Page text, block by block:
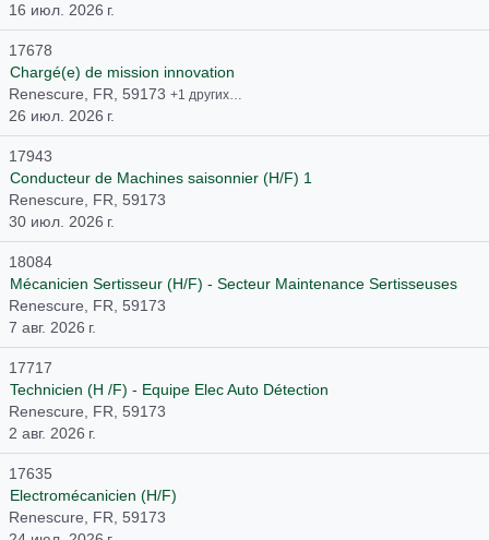
16 июл. 2026 г.
17678
Chargé(e) de mission innovation
Renescure, FR, 59173 +1 других…
26 июл. 2026 г.
17943
Conducteur de Machines saisonnier (H/F) 1
Renescure, FR, 59173
30 июл. 2026 г.
18084
Mécanicien Sertisseur (H/F) - Secteur Maintenance Sertisseuses
Renescure, FR, 59173
7 авг. 2026 г.
17717
Technicien (H /F) - Equipe Elec Auto Détection
Renescure, FR, 59173
2 авг. 2026 г.
17635
Electromécanicien (H/F)
Renescure, FR, 59173